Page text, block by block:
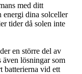
med ditt
energi dina solceller
tider då solen inte
en större del av
lösningar som
batterierna vid ett